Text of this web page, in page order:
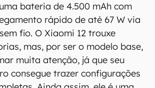
bateria de 4.500 mAh com
rápido de até 67 W via
fio. O Xiaomi 12 trouxe
mas, por ser o modelo base,
muita atenção, já que seu
consegue trazer configurações